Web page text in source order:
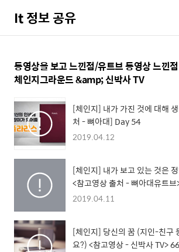
It 정보 공유
동영상을 보고 느낀점/유트브 동영상 느낀
체인지그라운드 &amp; 신박사 TV
[체인지] 내가 가진 것에 대해 생
처 - 뼈아대] Day 54
2019.04.12
[체인지] 내가 보고 있는 것은
<참고영상 출처 - 뼈아대유트브
2019.04.11
[체인지] 당신의 꿈 (지인-친구
요?) <참고영상 - 신박사 TV>